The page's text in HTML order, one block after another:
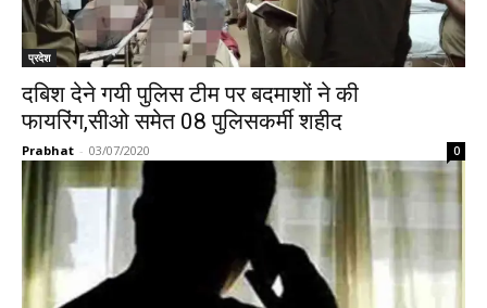
प्रदेश
दबिश देने गयी पुलिस टीम पर बदमाशों ने की
फायरिंग,सीओ समेत 08 पुलिसकर्मी शहीद
Prabhat - 03/07/2020 0